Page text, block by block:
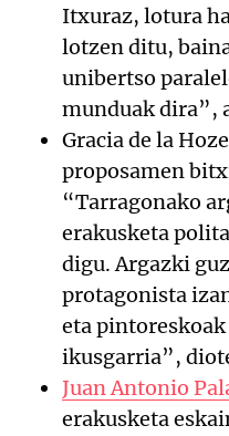
Itxuraz, lotura
lotzen ditu,
unibertso
munduak dira”,
Gracia de la
proposamen
“Tarragonako
erakusketa
digu. Argazki
protagonista
eta
ikusgarria”,
Juan Antonio
erakusketa